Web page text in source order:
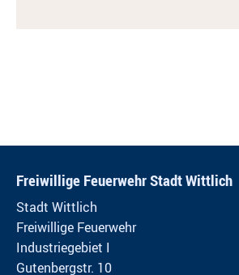
Freiwillige Feuerwehr Stadt Wittlich
Stadt Wittlich
Freiwillige Feuerwehr
Industriegebiet I
Gutenbergstr. 10